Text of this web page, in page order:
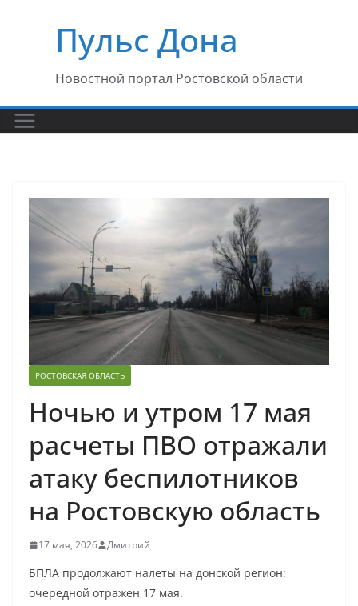
содержимомуПульс Дона
Новостной портал Ростовской области
РОСТОВСКАЯ ОБЛАСТЬ
Ночью и утром 17 мая
расчеты ПВО отражали
атаку беспилотников
на Ростовскую область
17 мая, 2026 Дмитрий
БПЛА продолжают налеты на донской регион:
очередной отражен 17 мая.